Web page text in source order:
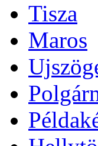
Tisza
Maros